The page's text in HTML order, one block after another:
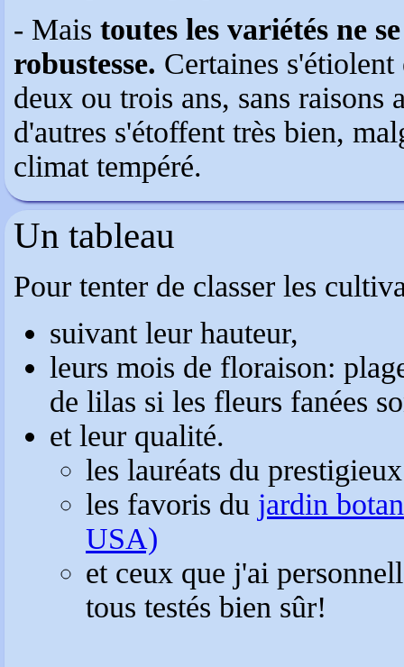
- Mais toutes les variétés ne
robustesse. Certaines s'étiolent
deux ou trois ans, sans raisons
d'autres s'étoffent très bien,
climat tempéré.
Un tableau
suivant leur hauteur,
leurs mois de floraison:
de lilas si les fleurs fanées
et leur qualité.
les lauréats du
les favoris du jardin
USA)
et ceux que j'ai
tous testés bien sûr!